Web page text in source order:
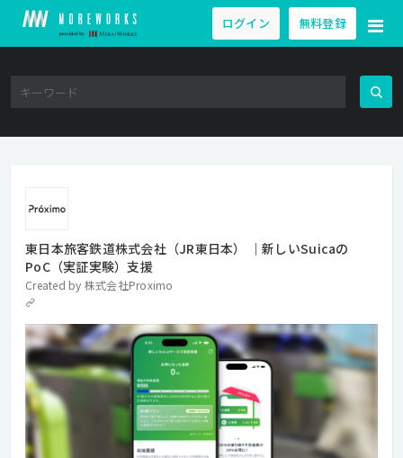
ログイン 無料登録
東日本旅客鉄道株式会社（JR東日本） ｜新しいSuicaの
PoC（実証実験）支援
Created by 株式会社Proximo